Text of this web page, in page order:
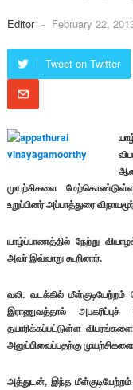
Editor - February 22,
Tweet on Twitter
முயற்சிகளை
உறுப்பினர் அப்பாத்துரை
யாழ்ப்பாணத்தில் நேற்று
அவர் இவ்வாறு கூறினார்.
வலி. வடக்கில் மீள்குடியேற்றம்
இராணுவத்தால்
தயாரிக்கப்பட்டுள்ள
அனுப்பிவைப்பதற்கு
அத்துடன், இந்த